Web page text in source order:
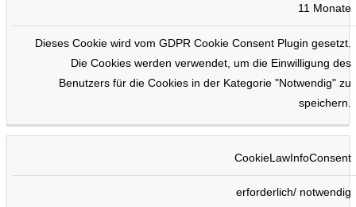
11 Monate
Dieses Cookie wird vom GDPR Cookie Consent Plugin gesetzt.
Die Cookies werden verwendet, um die Einwilligung des
Benutzers für die Cookies in der Kategorie "Notwendig" zu
speichern.
CookieLawInfoConsent
erforderlich/ notwendig